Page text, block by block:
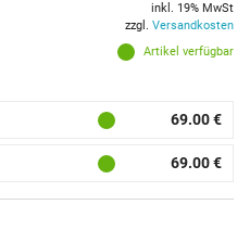
Artikel verfügbar
inkl. 19% MwSt
zzgl. Versandkosten
69.00 €
69.00 €